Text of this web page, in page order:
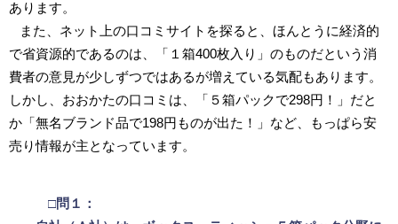
あります。
また、ネット上の口コミサイトを探ると、ほんとうに経済的
で省資源的であるのは、「１箱400枚入り」のものだという消
費者の意見が少しずつではあるが増えている気配もあります。
しかし、おおかたの口コミは、「５箱パックで298円！」だと
か「無名ブランド品で198円ものが出た！」など、もっぱら安
売り情報が主となっています。
□問１：